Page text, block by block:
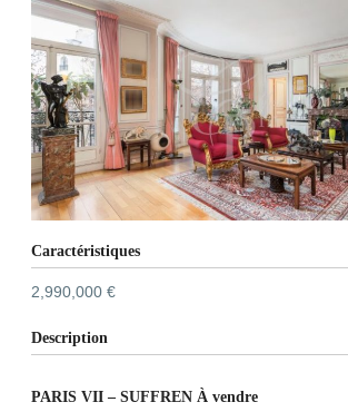
Caractéristiques
2,990,000 €
Description
PARIS VII – SUFFREN À vendre